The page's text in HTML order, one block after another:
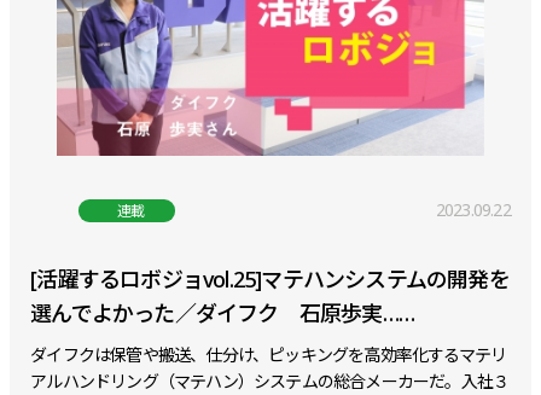
連載 2023.09.22
[活躍するロボジョvol.25]マテハンシステムの開発を
選んでよかった／ダイフク 石原歩実……
ダイフクは保管や搬送、仕分け、ピッキングを高効率化するマテリ
アルハンドリング（マテハン）システムの総合メーカーだ。入社３